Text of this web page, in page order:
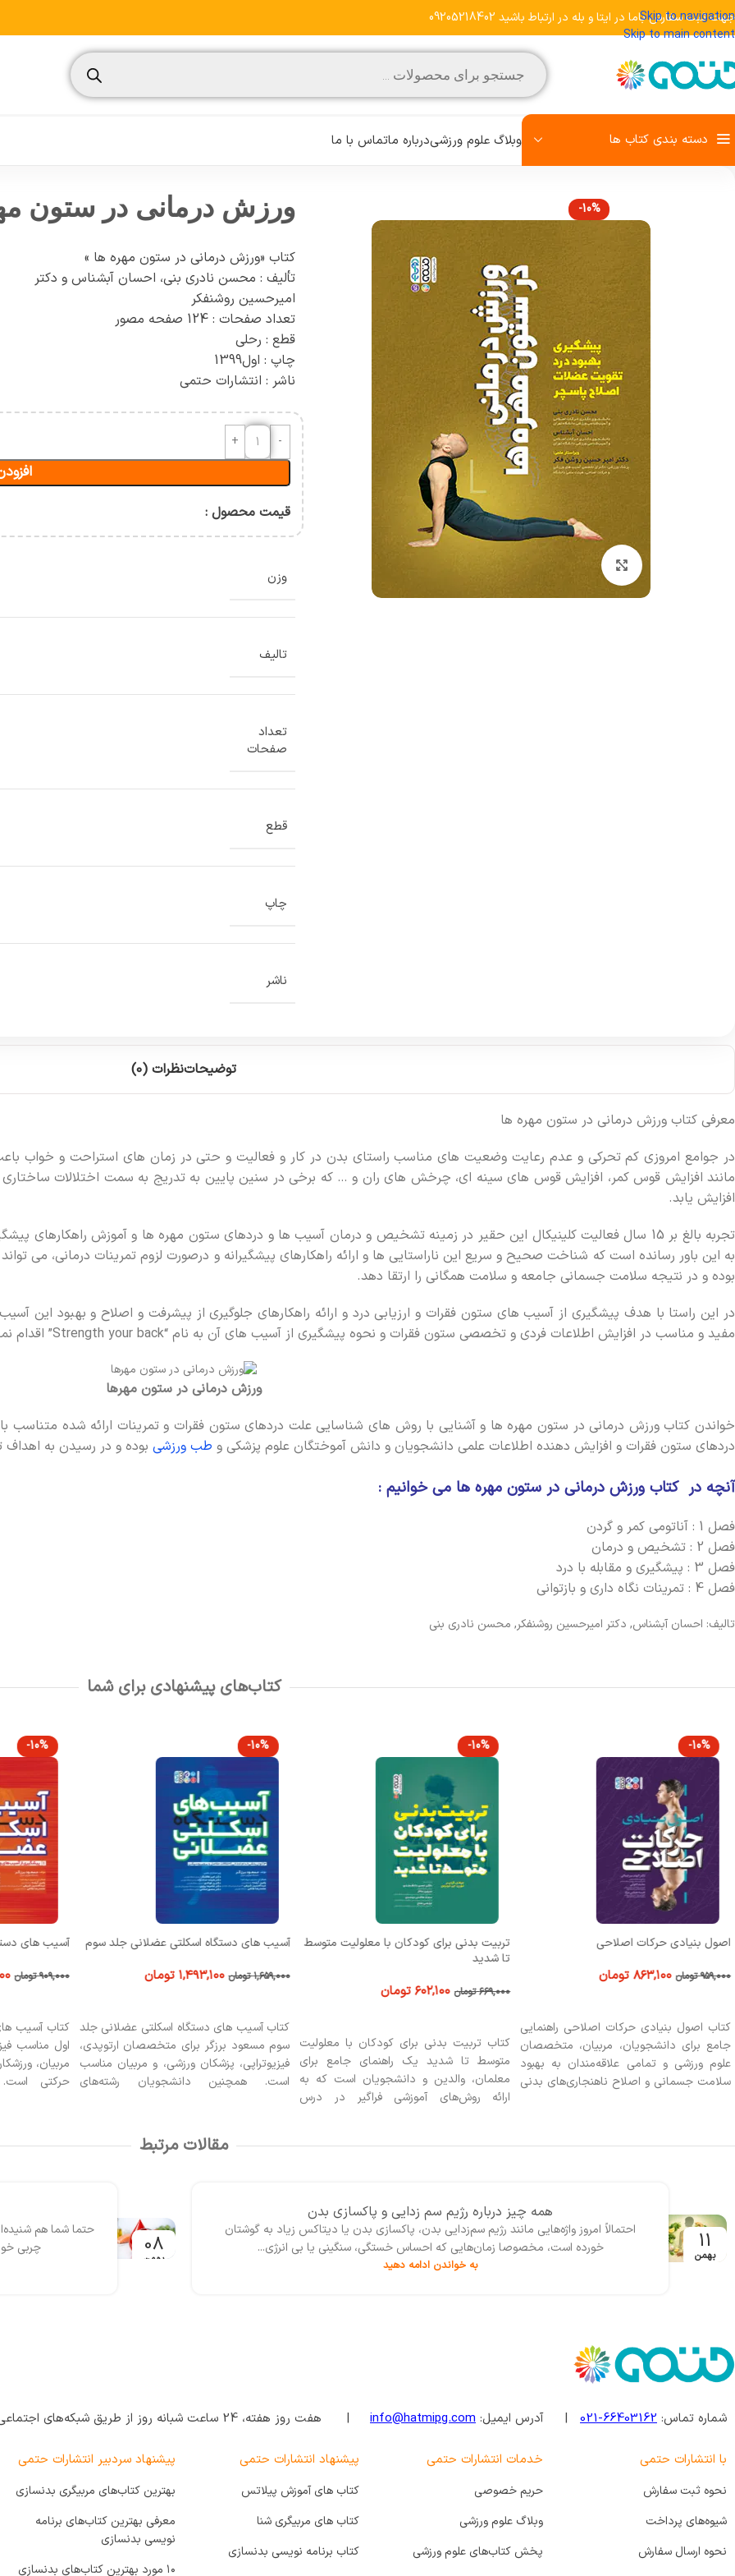
Skip to navigation
Skip to main content
جهت ثبت سفارش باما در ایتا و بله در ارتباط باشید 09205218402
دسته بندی کتاب ها
مشاهده تمامی کتاب‌ها
کتاب های ورزشی
روانشناسی ورزشی
روش تحقیق
زبان تخصصی
آمادگی جسمانی
کنکور تربیت بدنی
آمار سنجش و اندازه گیری
آناتومی و فیزیولوژِی انسان
نسیم
تغذیه ورزشی
مدیریت ورزشی
آسیب شناسی و حرکات اصلاحی
حرکت شناسی و بیومکانیک
ورزشی
وبلاگ علوم ورزشیدرباره ماتماس با ما
-10%
برای بزرگنمایی کلیک کنید
ورزش درمانی در ستون
کتاب «ورزش ‏درمانی در ستون مهره ‏ها »
تألیف : محسن نادری بنی، احسان آبشناس و دکتر
امیرحسین روشن‏فکر
تعداد صفحات : 124 صفحه مصور
قطع : رحلی
چاپ : اول1399
ناشر : انتشارات حتمی
قیمت محصول :
وزن
تالیف
تعداد
صفحات
قطع
چاپ
ناشر
توضیحاتنظرات (0)
معرفی کتاب ورزش درمانی در ستون مهره ها
در جوامع امروزي کم تحرکي و عدم رعايت وضعيت هاي مناسب راستاي بدن در کار و فعاليت و حتي در زمان هاي استراحت و خواب
مانند افزايش قوس کمر، افزايش قوس هاي سينه اي، چرخش هاي ران و … که برخي در سنين پايين به تدريج به سمت اختلالات
افزايش يابد.
تجربه بالغ بر 15 سال فعاليت کلينيکال اين حقير در زمينه تشخيص و درمان آسيب ها و دردهاي ستون مهره ها و آموزش
به اين باور رسانده است که شناخت صحيح و سريع اين ناراستايي ها و ارائه راهکارهاي پيشگيرانه و درصورت لزوم تمرينات درماني، مي
بوده و در نتيجه سلامت جسماني جامعه و سلامت همگاني را ارتقا دهد.
در اين راستا با هدف پيشگيري از آسيب هاي ستون فقرات و ارزيابي درد و ارائه راهکارهاي جلوگيري از پيشرفت و اصلاح و بهبود اين
مفيد و مناسب در افزايش اطلاعات فردي و تخصصي ستون فقرات و نحوه پيشگيري از آسيب هاي آن به نام “Strength your back” اقدام نماييم.
ورزش درمانی در ستون مهرها
خواندن کتاب ورزش درمانی در ستون مهره ها و آشنايي با روش هاي شناسايي علت دردهاي ستون فقرات و تمرينات ارائه شده متناسب با
دردهاي ستون فقرات و افزايش دهنده اطلاعات علمي دانشجويان و دانش آموختگان علوم پزشکي و طب ورزشي بوده و در رسيدن به
آنچه در کتاب ورزش درمانی در ستون مهره ها می ‏خوانیم :
فصل 1 : آناتومی کمر و گردن
فصل 2 : تشخیص و درمان
فصل 3 : پیشگیری و مقابله با درد
فصل 4 : تمرینات نگاه داری و بازتوانی
تالیف: احسان آبشناس, دکتر امیرحسین روشن‏فکر, محسن نادری بنی
کتاب‌های پیشنهادی برای شما
-10%
اصول بنیادی حرکات اصلاحی
۹۵۹,۰۰۰ تومان ۸۶۳,۱۰۰ تومان
کتاب اصول بنیادی حرکات اصلاحی راهنمایی
جامع برای دانشجویان، مربیان، متخصصان
علوم ورزشی و تمامی علاقه‌مندان به بهبود
سلامت جسمانی و اصلاح ناهنجاری‌های بدنی
-10%
تربیت بدنی برای کودکان با معلولیت متوسط
تا شدید
۶۶۹,۰۰۰ تومان ۶۰۲,۱۰۰ تومان
کتاب تربیت بدنی برای کودکان با معلولیت
متوسط تا شدید یک راهنمای جامع برای
معلمان، والدین و دانشجویان است که به
ارائه روش‌های آموزشی فراگیر در درس
اجتماعی و جسمی کودکان با نیازهای ویژه و
-10%
آسیب های دستگاه اسکلتی عضلانی جلد سوم
۱,۶۵۹,۰۰۰ تومان ۱,۴۹۳,۱۰۰ تومان
کتاب آسیب های دستگاه اسکلتی عضلانی جلد
سوم مسعود برزگر برای متخصصان ارتوپدی،
فیزیوتراپی، پزشکان ورزشی، و مربیان مناسب
است. همچنین دانشجویان رشته‌های
پیشگیری و توانبخشی آسیب‌های اسکلتی
-10%
آسیب های
۹۰۹,۰۰۰ تومان
کتاب آسیب
اول مناسب
مربیان،
حرکتی
مقالات مرتبط
11
بهمن
همه چیز درباره رژیم سم زدایی و پاکسازی بدن
احتمالاً امروز واژه‌‌هایی مانند رژیم سم‌زدایی بدن، پاکسازی بدن یا دیتاکس زیاد به گوشتان
خورده است، مخصوصا زمان‌هایی که احساس خستگی، سنگینی یا بی انرژی...
به خواندن ادامه دهید
08
بهمن
حتما شما هم
چربی
شماره تماس: 66403162-021 | آدرس ایمیل: info@hatmipg.com | هفت روز هفته‌، 24 ساعت شبانه‌ روز از طریق شبکه‌های اجتماعی پاسخگوی شما هستیم.
با انتشارات حتمی
نحوه ثبت سفارش
شیوه‌های پرداخت
نحوه ارسال سفارش
خدمات انتشارات حتمی
حریم خصوصی
وبلاگ علوم ورزشی
پخش کتاب‌های علوم ورزشی
پیشنهاد انتشارات حتمی
کتاب های آموزش پیلاتس
کتاب های مربیگری شنا
کتاب برنامه نویسی بدنسازی
پیشنهاد سردبیر انتشارات حتمی
بهترین کتاب‌های مربیگری بدنسازی
معرفی بهترین کتاب‌های برنامه
نویسی بدنسازی
۱۰ مورد بهترین کتاب‌های بدنسازی